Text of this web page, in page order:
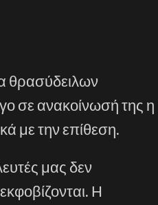
θρασύδειλων
σε ανακοίνωσή της η
με την επίθεση.
μας δεν
Η